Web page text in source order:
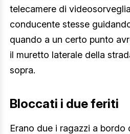
telecamere di
conducente stesse
quando a un certo punto
il muretto laterale della
sopra.
Bloccati i due feriti
Erano due i ragazzi a bordo